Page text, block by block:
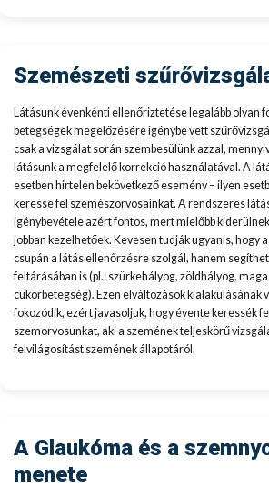
Szemészeti
Látásunk évenkénti ellenőriztetése legalább olyan
betegségek megelőzésére igénybe vett
csak a vizsgálat során szembesülünk azzal,
látásunk a megfelelő korrekció használatával. A
esetben hirtelen bekövetkező esemény – ilyen
keresse fel szemészorvosainkat. A rendszeres
igénybevétele azért fontos, mert mielőbb
jobban kezelhetőek. Kevesen tudják ugyanis, hogy
csupán a látás ellenőrzésre szolgál, hanem
feltárásában is (pl.: szürkehályog, zöldhályog,
cukorbetegség). Ezen elváltozások kialakulásának
fokozódik, ezért javasoljuk, hogy évente keressék
szemorvosunkat, aki a szemének teljeskörű
felvilágosítást szemének állapotáról.
A Glaukóma és a
menete